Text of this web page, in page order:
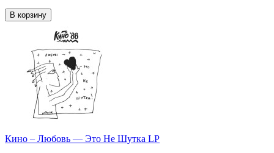
В корзину
Кино – Любовь — Это Не Шутка LP